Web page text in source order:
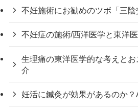
不妊施術にお勧めのツボ「三陰
不妊症の施術/西洋医学と東洋
生理痛の東洋医学的な考えと
介
妊活に鍼灸が効果があるのか？